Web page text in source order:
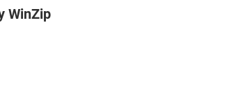
WinZip